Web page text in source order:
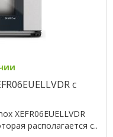
с
XEFR06EUELLVDR
располагается с..